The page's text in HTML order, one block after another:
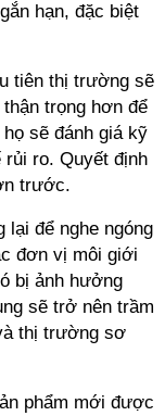
hạn, đặc biệt
tiên thị trường sẽ
trọng hơn để
sẽ đánh giá kỹ
ro. Quyết định
trước.
lại để nghe ngóng
đơn vị môi giới
bị ảnh hưởng
sẽ trở nên trầm
thị trường sơ
phẩm mới được